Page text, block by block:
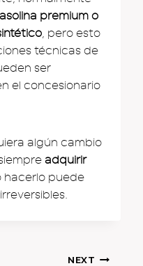
premium o
, pero esto
técnicas de
ser
el concesionario
algún cambio
adquirir
hacerlo puede
NEXT